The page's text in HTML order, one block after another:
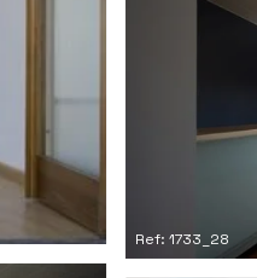
Ref: 1733_28